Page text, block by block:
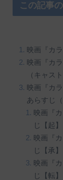
この記事
映画『カ
映画『カ
（キャスト
映画『カ
あらすじ
映画『
じ【起】
映画『
じ【承】
映画『
じ【転】